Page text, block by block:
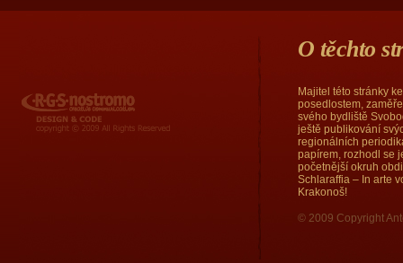
RGS Nostromo
O těchto
Majitel této stránky
posedlostem,
svého bydliště
ještě publikování
regionálních
papírem, rozhodl se
početnější okruh
Schlaraffia – In arte
Krakonoš!
© 2009 Copyright